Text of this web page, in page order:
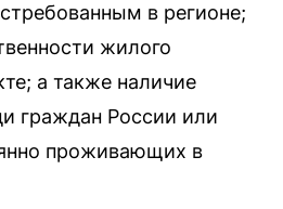
в регионе;
жилого
а также наличие
граждан России или
проживающих в